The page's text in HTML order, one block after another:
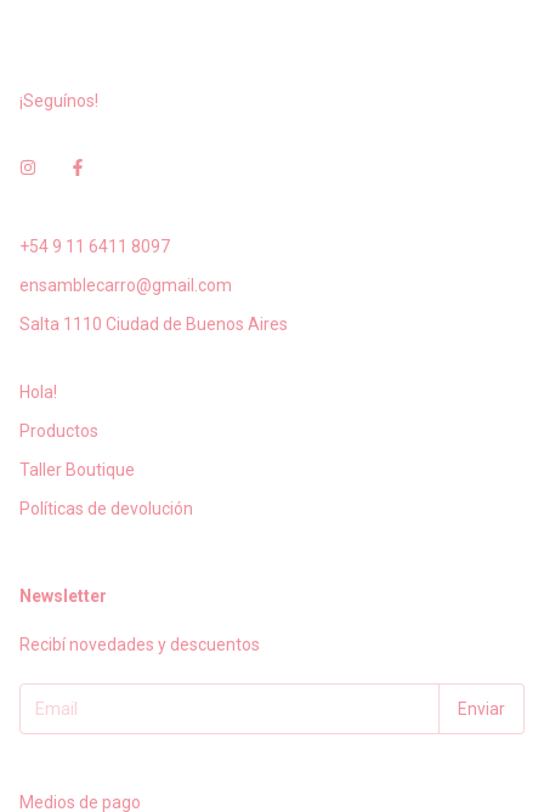
¡Seguínos!
+54 9 11 6411 8097
ensamblecarro@gmail.com
Salta 1110 Ciudad de Buenos Aires
Hola!
Productos
Taller Boutique
Políticas de devolución
Newsletter
Recibí novedades y descuentos
Medios de pago